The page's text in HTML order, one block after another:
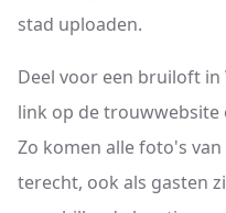
stad uploaden.
Deel voor een bruiloft
link op de
Zo komen alle foto's
terecht, ook als gasten